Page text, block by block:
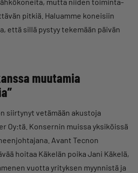
mutta niiden toiminta-
pitkiä. Haluamme koneisiin
että sillä pystyy tekemään päivän
muutamia
siirtynyt vetämään akustoja
Oy:tä. Konsernin muissa yksiköissä
Avant Tecnon
hoitaa Käkelän poika Jani Käkelä,
vuotta yrityksen myynnistä ja